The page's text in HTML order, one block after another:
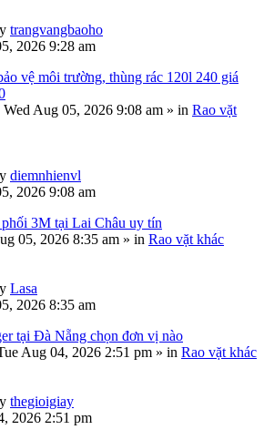
trangvangbaoho
2026 9:28 am
vệ môi trường, thùng rác 120l 240 giá
Wed Aug 05, 2026 9:08 am » in Rao vặt
diemnhienvl
2026 9:08 am
3M tại Lai Châu uy tín
05, 2026 8:35 am » in Rao vặt khác
Lasa
2026 8:35 am
tại Đà Nẵng chọn đơn vị nào
Aug 04, 2026 2:51 pm » in Rao vặt khác
thegioigiay
2026 2:51 pm